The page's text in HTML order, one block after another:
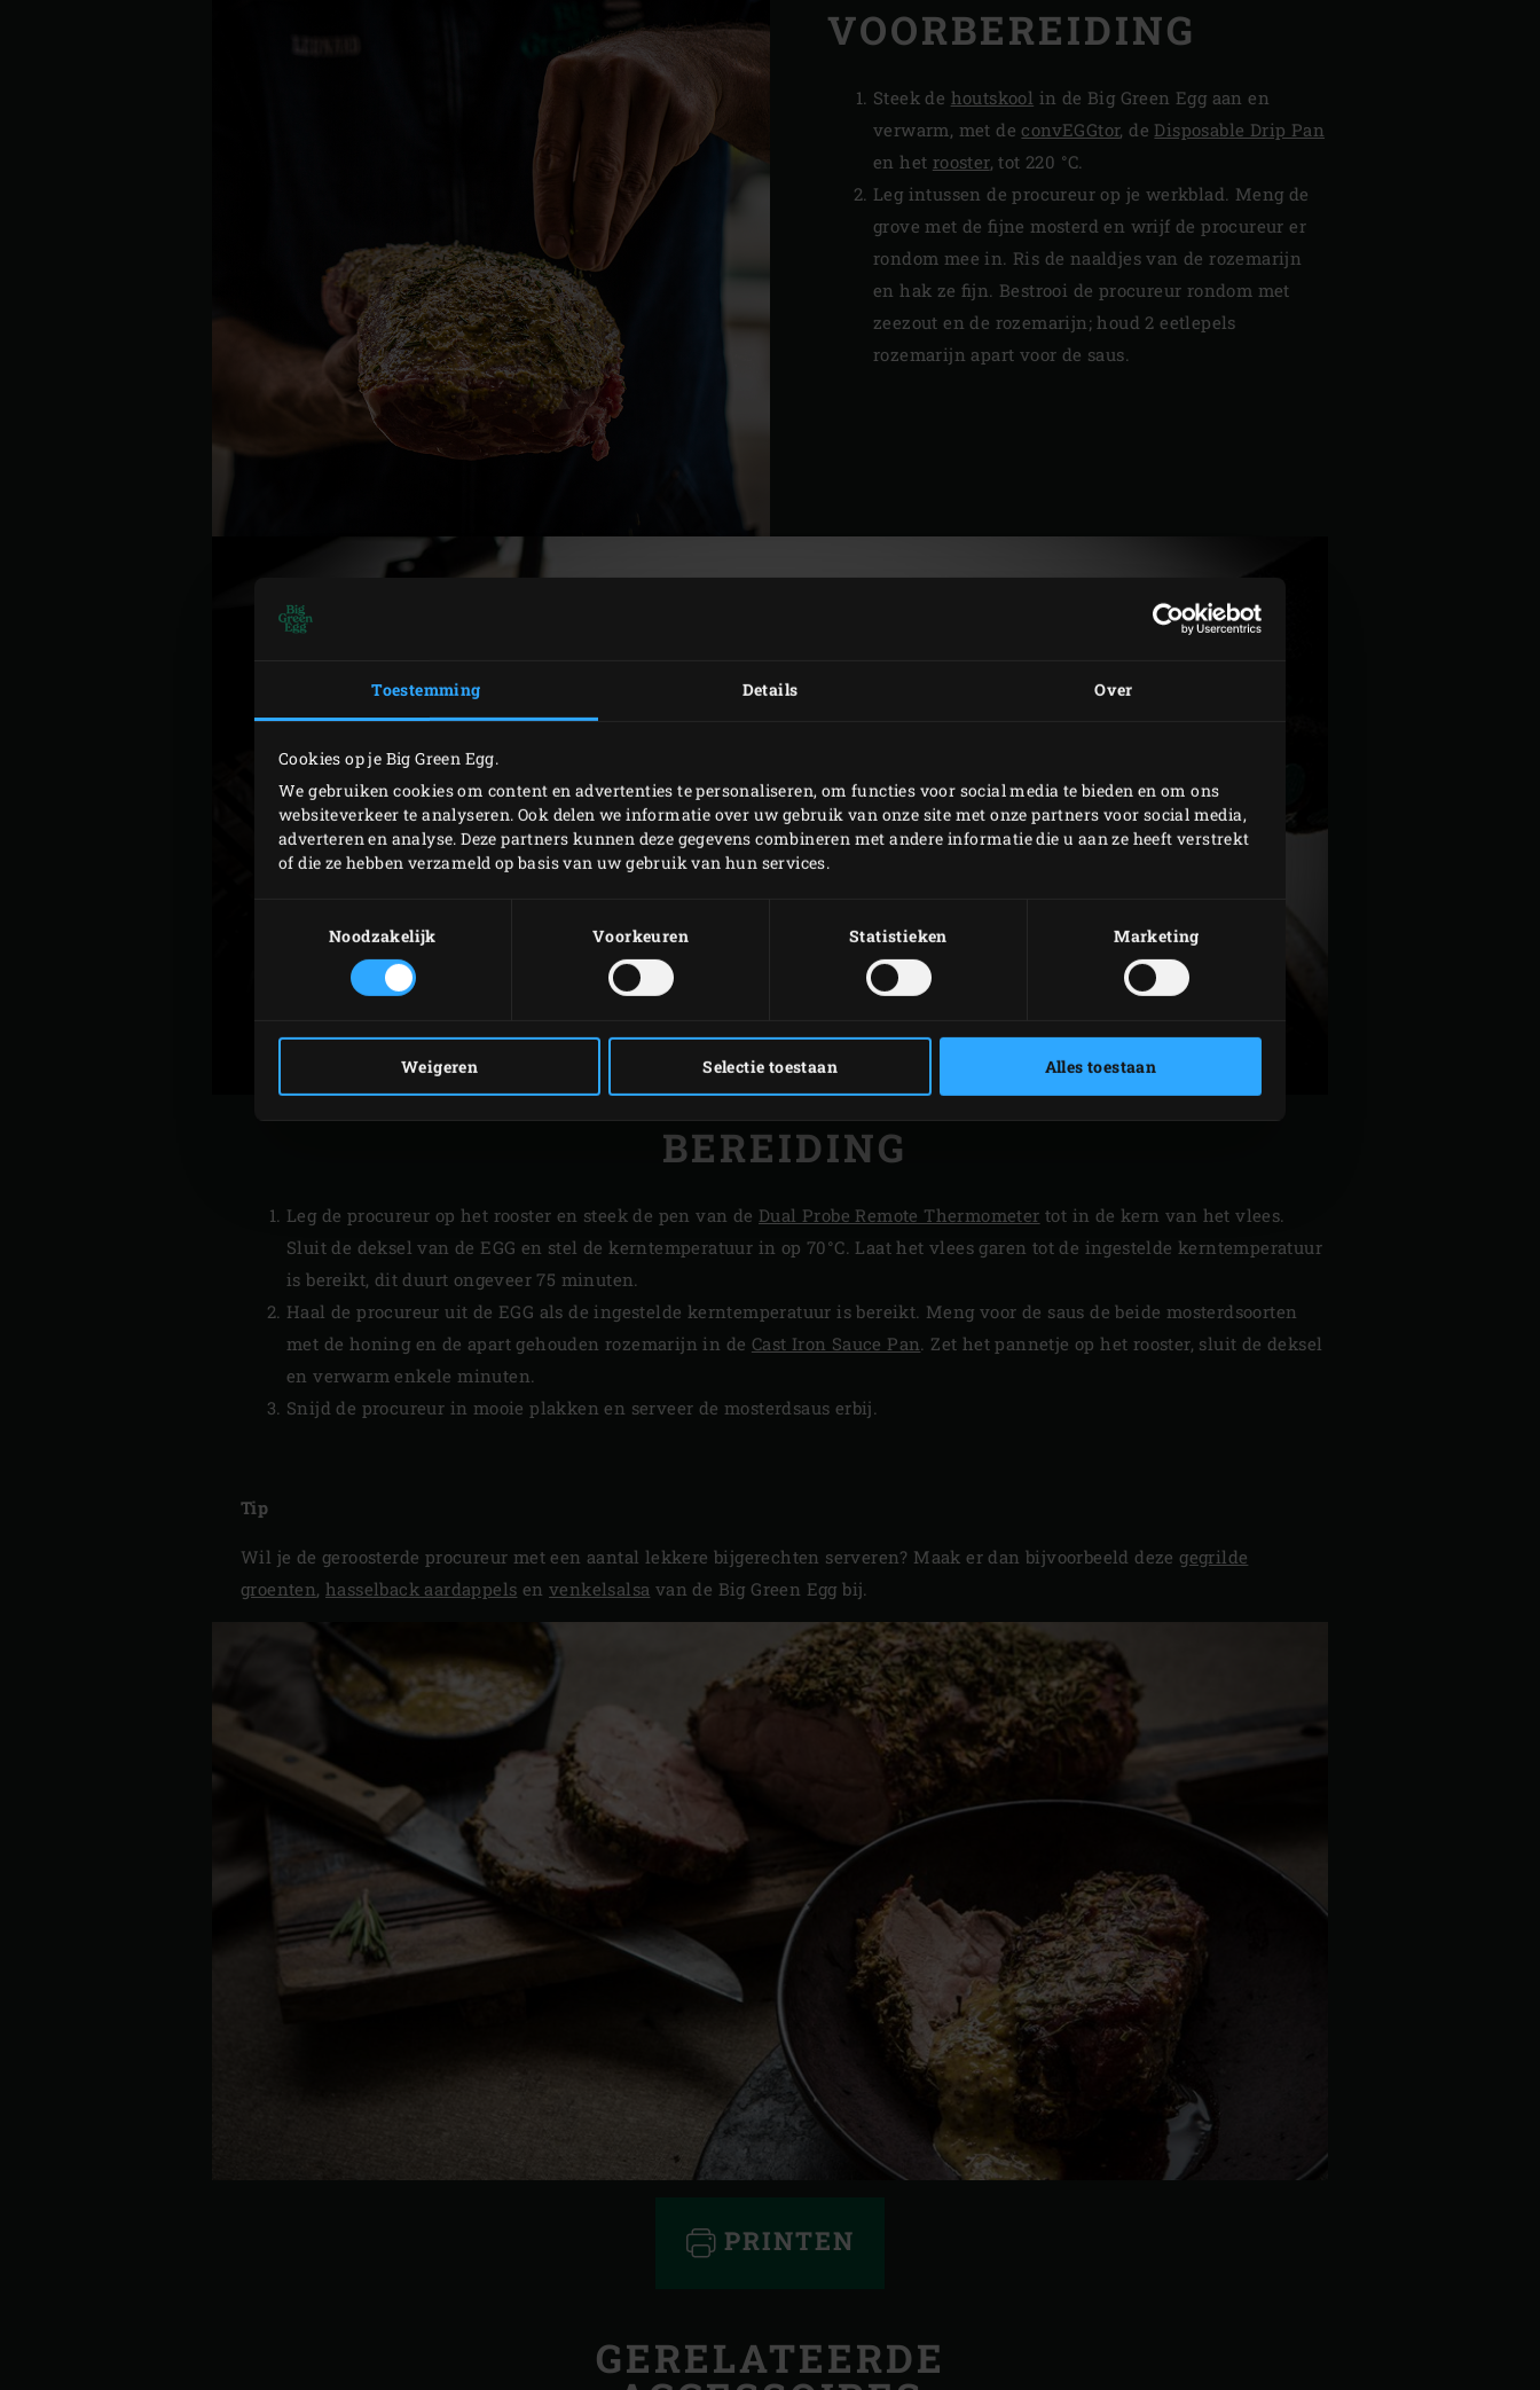
Toestemming Details Over
Cookies op je Big Green Egg.
We gebruiken cookies om content en advertenties te personaliseren, om functies voor social media te bieden en om ons
websiteverkeer te analyseren. Ook delen we informatie over uw gebruik van onze site met onze partners voor social media,
adverteren en analyse. Deze partners kunnen deze gegevens combineren met andere informatie die u aan ze heeft verstrekt
of die ze hebben verzameld op basis van uw gebruik van hun services.
Noodzakelijk
Voorkeuren Statistieken Marketing
Weigeren Selectie toestaan Alles toestaan
VOORBEREIDING
Steek de houtskool in de Big Green Egg aan en
verwarm, met de convEGGtor, de Disposable Drip Pan
en het rooster, tot 220 °C.
Leg intussen de procureur op je werkblad. Meng de
grove met de fijne mosterd en wrijf de procureur er
rondom mee in. Ris de naaldjes van de rozemarijn
en hak ze fijn. Bestrooi de procureur rondom met
zeezout en de rozemarijn; houd 2 eetlepels
rozemarijn apart voor de saus.
BEREIDING
Leg de procureur op het rooster en steek de pen van de Dual Probe Remote Thermometer tot in de kern van het vlees.
Sluit de deksel van de EGG en stel de kerntemperatuur in op 70°C. Laat het vlees garen tot de ingestelde kerntemperatuur
is bereikt, dit duurt ongeveer 75 minuten.
Haal de procureur uit de EGG als de ingestelde kerntemperatuur is bereikt. Meng voor de saus de beide mosterdsoorten
met de honing en de apart gehouden rozemarijn in de Cast Iron Sauce Pan. Zet het pannetje op het rooster, sluit de deksel
en verwarm enkele minuten.
Snijd de procureur in mooie plakken en serveer de mosterdsaus erbij.
Tip
Wil je de geroosterde procureur met een aantal lekkere bijgerechten serveren? Maak er dan bijvoorbeeld deze gegrilde
groenten,hasselback aardappels envenkelsalsa van de Big Green Egg bij.
PRINTEN
GERELATEERDE